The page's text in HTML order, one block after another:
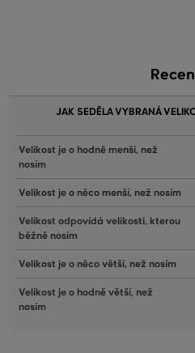
JAK SEDĚLA VYBRANÁ
Velikost je o hodně menší, než
nosím
Velikost je o něco menší, než nosím
Velikost odpovídá velikosti, kterou
běžně nosím
Velikost je o něco větší, než nosím
Velikost je o hodně větší, než
nosím